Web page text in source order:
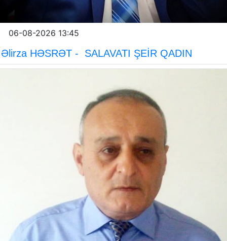
06-08-2026 13:45
Əlirza HƏSRƏT - SALAVATI ŞEİR QADIN